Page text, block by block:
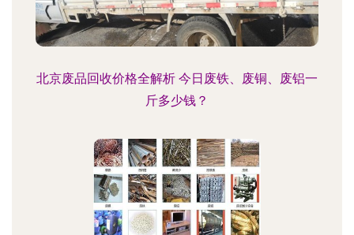
北京废品回收价格全解析 今日废铁、废铜、废铝一
斤多少钱？